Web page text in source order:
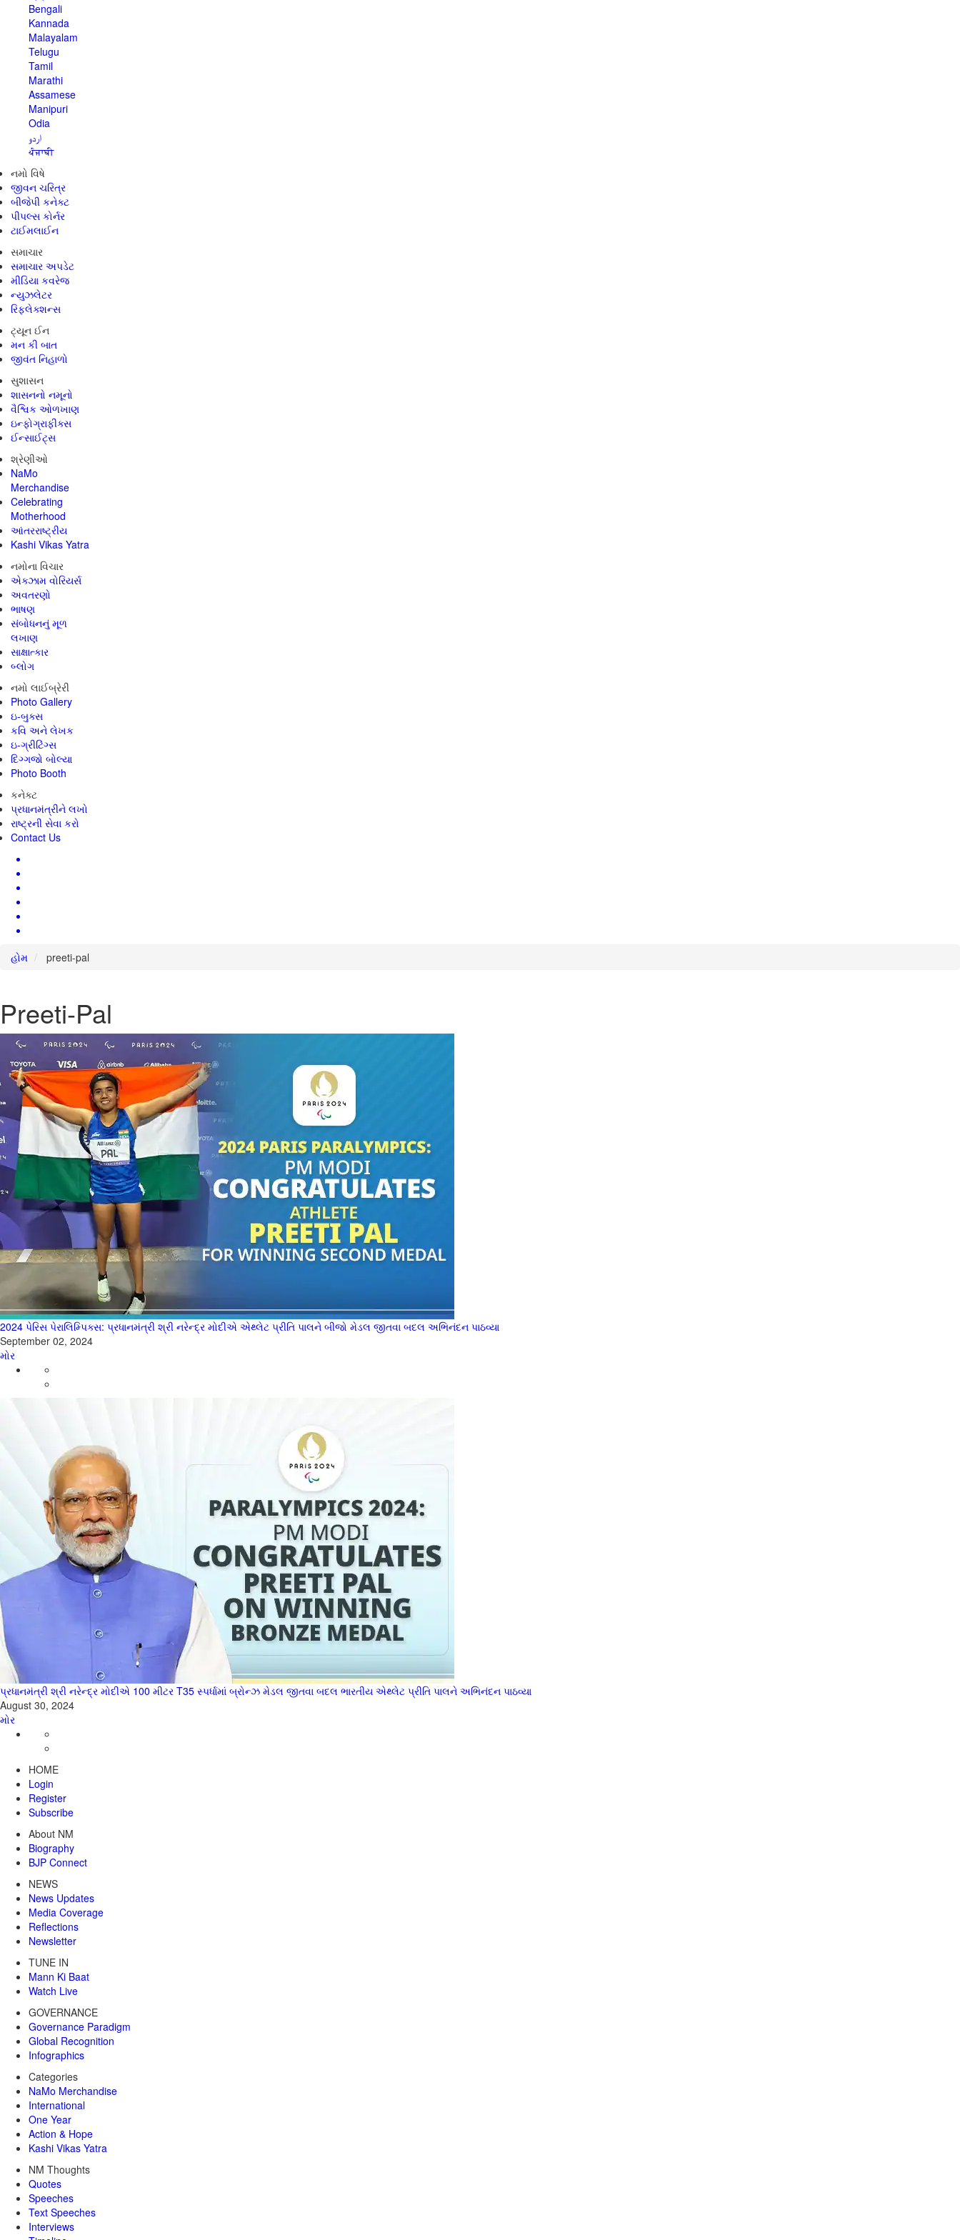
Bengali
Kannada
Malayalam
Telugu
Tamil
Marathi
Assamese
Manipuri
Odia
اردو
ਪੰਜਾਬੀ
નમો વિષે
જીવન ચરિત્ર
બીજેપી કનેક્ટ
પીપલ્સ કોર્નર
ટાઈમલાઈન
સમાચાર
સમાચાર અપડેટ
મીડિયા કવરેજ
ન્યુઝલેટર
રિફ્લેક્શન્સ
ટ્યૂન ઈન
મન કી બાત
જીવંત નિહાળો
સુશાસન
શાસનનો નમૂનો
વૈશ્વિક ઓળખાણ
ઇન્ફોગ્રાફીક્સ
ઈન્સાઈટ્સ
શ્રેણીઓ
NaMo
Merchandise
Celebrating
Motherhood
આંતરરાષ્ટ્રીય
Kashi Vikas Yatra
નમોના વિચાર
એક્ઝામ વોરિયર્સ
અવતરણો
ભાષણ
સંબોધનનું મૂળ
લખાણ
સાક્ષાત્કાર
બ્લોગ
નમો લાઈબ્રેરી
Photo Gallery
ઇ-બુક્સ
કવિ અને લેખક
ઇ-ગ્રીટિંગ્સ
દિગ્ગજો બોલ્યા
Photo Booth
કનેક્ટ
પ્રધાનમંત્રીને લખો
રાષ્ટ્રની સેવા કરો
Contact Us
હોમ preeti-pal
Preeti-Pal
2024 પેરિસ પેરાલિમ્પિક્સ: પ્રધાનમંત્રી શ્રી નરેન્દ્ર મોદીએ એથ્લેટ પ્રીતિ પાલને બીજો મેડલ જીતવા બદલ અભિનંદન પાઠવ્યા
September 02, 2024
મોર
પ્રધાનમંત્રી શ્રી નરેન્દ્ર મોદીએ 100 મીટર T35 સ્પર્ધામાં બ્રોન્ઝ મેડલ જીતવા બદલ ભારતીય એથ્લેટ પ્રીતિ પાલને અભિનંદન પાઠવ્યા
August 30, 2024
મોર
HOME
Login
Register
Subscribe
About NM
Biography
BJP Connect
NEWS
News Updates
Media Coverage
Reflections
Newsletter
TUNE IN
Mann Ki Baat
Watch Live
GOVERNANCE
Governance Paradigm
Global Recognition
Infographics
Categories
NaMo Merchandise
International
One Year
Action & Hope
Kashi Vikas Yatra
NM Thoughts
Quotes
Speeches
Text Speeches
Interviews